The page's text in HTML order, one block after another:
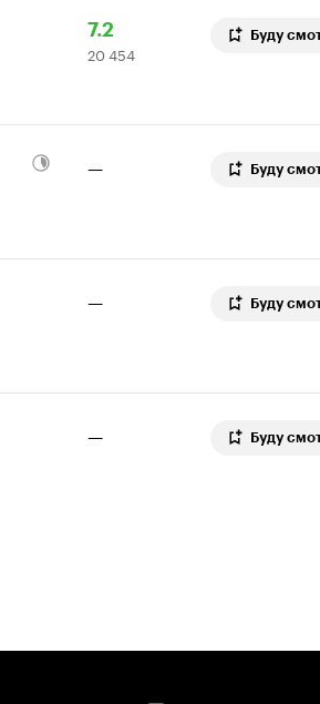
Рейтинг
Кинопоиска
7.2
20
454
20 454
Буду
— Буду
— Буду
— Буду